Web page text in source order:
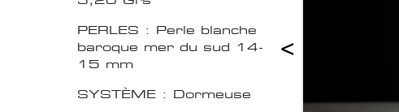
PERLES : Perle blanche
baroque mer du sud 14-
15 mm
SYSTÈME : Dormeuse
<